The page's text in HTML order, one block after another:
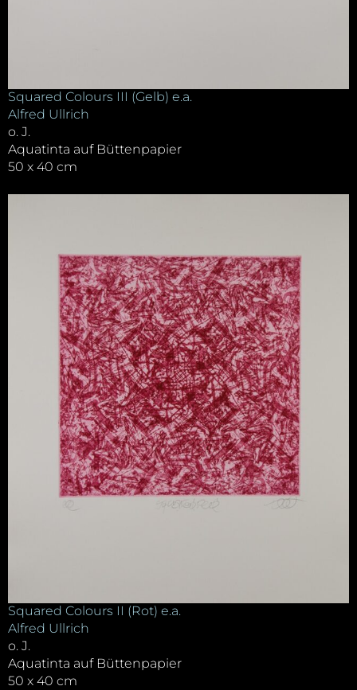
Squared Colours III (Gelb) e.a.
Alfred Ullrich
o. J.
Aquatinta auf Büttenpapier
50 x 40 cm
Squared Colours II (Rot) e.a.
Alfred Ullrich
o. J.
Aquatinta auf Büttenpapier
50 x 40 cm